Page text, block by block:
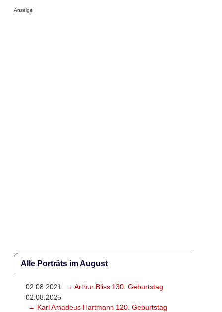
Anzeige
Alle Porträts im August
02.08.2021
→ Arthur Bliss 130. Geburtstag
02.08.2025
→ Karl Amadeus Hartmann 120. Geburtstag